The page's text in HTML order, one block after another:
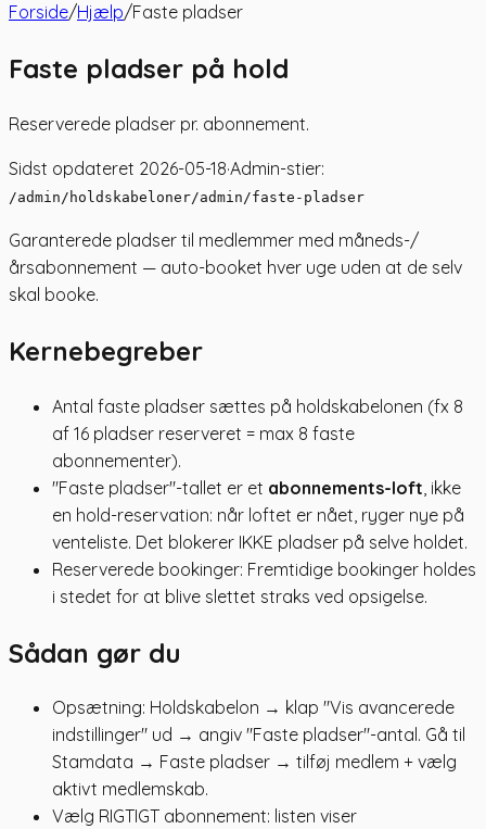
Forside/Hjælp/Faste pladser
Faste pladser på hold
Reserverede pladser pr. abonnement.
Sidst opdateret 2026-05-18·Admin-stier:
/admin/holdskabeloner/admin/faste-pladser
Garanterede pladser til medlemmer med måneds-/
årsabonnement — auto-booket hver uge uden at de selv
skal booke.
Kernebegreber
Antal faste pladser sættes på holdskabelonen (fx 8
af 16 pladser reserveret = max 8 faste
abonnementer).
"Faste pladser"-tallet er et abonnements-loft , ikke
en hold-reservation: når loftet er nået, ryger nye på
venteliste. Det blokerer IKKE pladser på selve holdet.
Reserverede bookinger: Fremtidige bookinger holdes
i stedet for at blive slettet straks ved opsigelse.
Sådan gør du
Opsætning: Holdskabelon → klap "Vis avancerede
indstillinger" ud → angiv "Faste pladser"-antal. Gå til
Stamdata → Faste pladser → tilføj medlem + vælg
aktivt medlemskab.
Vælg RIGTIGT abonnement: listen viser